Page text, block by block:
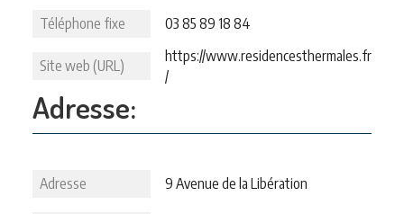
Téléphone fixe 03 85 89 18 84
Site web (URL)
https://www.residencesthermales.fr
/
Adresse:
Adresse 9 Avenue de la Libération